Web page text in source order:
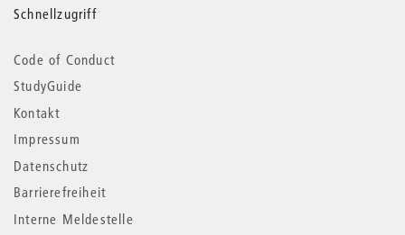
Schnellzugriff
Code of Conduct
StudyGuide
Kontakt
Impressum
Datenschutz
Barrierefreiheit
Interne Meldestelle